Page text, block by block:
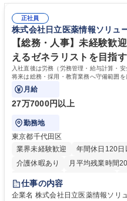
正社員
株式会社日立医薬情報ソリュ
【総務・人事】未経験歓
えるゼネラリストを目指
入社直後は労務（労務管理・給与計算・
将来は総務・採用・教育業務へ守備範囲
ます。
月給
27万7000円以上
勤務地
東京都千代田区
業界未経験歓迎
年間休日120日
介護休暇あり
月平均残業時間
住宅手当あり
育休あり
完全週休2日制 交通
仕事の内容
企業名 株式会社日立医薬情報ソリューションズ 求人